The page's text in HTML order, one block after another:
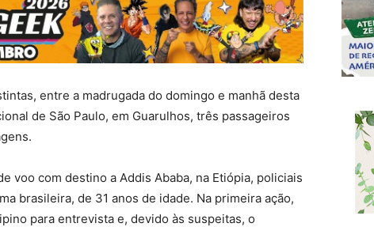
entre a madrugada do domingo e manhã desta
de São Paulo, em Guarulhos, três passageiros
voo com destino a Addis Ababa, na Etiópia, policiais
brasileira, de 31 anos de idade. Na primeira ação,
para entrevista e, devido às suspeitas, o